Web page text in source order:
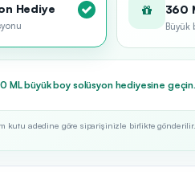
Hediye 360
Büyük
ML büyük boy solüsyon hediyesine geçin.
kutu adedine göre siparişinizle birlikte gönderilir.